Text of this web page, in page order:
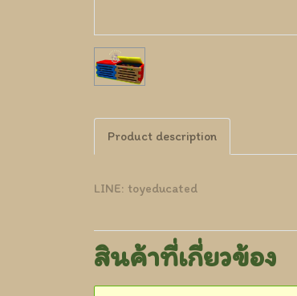
Product description
LINE: toyeducated
สินค้าที่เกี่ยวข้อง